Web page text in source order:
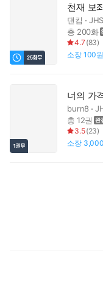
천재 보
댄킴
총 200화
4.7 (83)
소장 100원
너의 가
burn8
총 12권
3.5(23)
소장